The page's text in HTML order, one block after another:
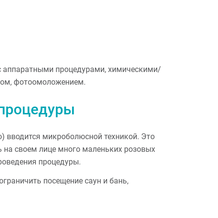
аппаратными процедурами, химическими/
фотоомоложением.
вводится микроболюсной техникой. Это
на своем лице много маленьких розовых
процедуры.
посещение саун и бань,